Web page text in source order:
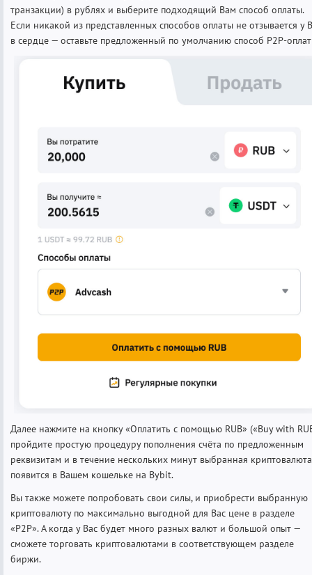
транзакции) в рублях и выберите подходящий Вам способ оплаты.
Если никакой из представленных способов оплаты не отзывается у
в сердце — оставьте предложенный по умолчанию способ P2P-
Далее нажмите на кнопку «Оплатить с помощью RUB» («Buy with
пройдите простую процедуру пополнения счёта по предложенным
реквизитам и в течение нескольких минут выбранная криптовалюта
появится в Вашем кошельке на Bybit.
Вы также можете попробовать свои силы, и приобрести выбранную
криптовалюту по максимально выгодной для Вас цене в разделе
«P2P». А когда у Вас будет много разных валют и большой опыт —
сможете торговать криптовалютами в соответствующем разделе
биржи.